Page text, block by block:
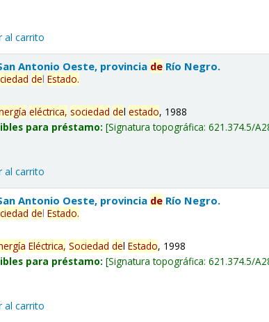
al carrito
Antonio Oeste, provincia de Río Negro.
delEstado.
eléctrica, sociedad delestado, 1988
para préstamo: Signatura topográfica:621.374.5/
al carrito
Antonio Oeste, provincia de Río Negro.
delEstado.
Eléctrica, Sociedad delEstado, 1998
para préstamo: Signatura topográfica:621.374.5/
al carrito